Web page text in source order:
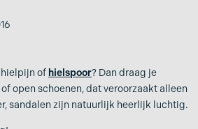
hielpijn of hielspoor? Dan draag je
open schoenen, dat veroorzaakt alleen
sandalen zijn natuurlijk heerlijk luchtig.